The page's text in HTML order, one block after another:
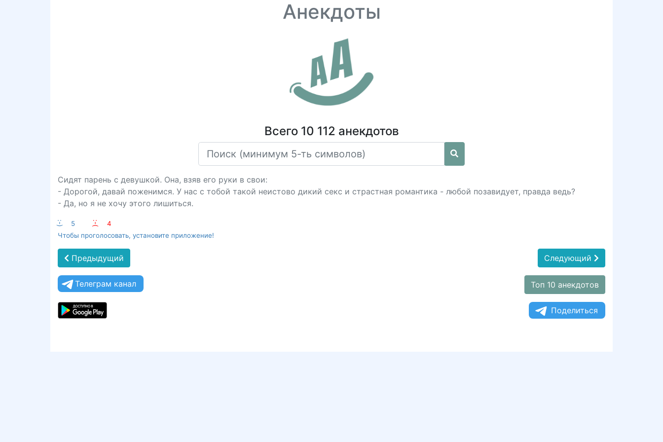
Анекдоты
Всего 10 112 анекдотов
Сидят парень с девушкой. Она, взяв его руки в свои:
- Дорогой, давай поженимся. У нас с тобой такой неистово дикий секс и страстная романтика - любой позавидует, правда ведь?
- Да, но я не хочу этого лишиться.
:-) 5 :-(
4
Чтобы проголосовать, установите приложение!
Предыдущий Следующий
Телеграм канал Топ 10 анекдотов
Поделиться